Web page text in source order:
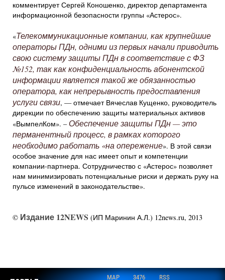
комментирует Сергей Коношенко, директор департамента
информационной безопасности группы «Астерос».
«Телекоммуникационные компании, как крупнейшие
операторы ПДн, одними из первых начали приводить
свою систему защиты ПДн в соответствие с ФЗ
№152, так как конфиденциальность абонентской
информации является такой же обязанностью
оператора, как непрерывность предоставления
услуги связи, — отмечает Вячеслав Кущенко, руководитель
дирекции по обеспечению защиты материальных активов
«ВымпелКом». – Обеспечение защиты ПДн — это
перманентный процесс, в рамках которого
необходимо работать «на опережение». В этой связи
особое значение для нас имеет опыт и компетенции
компании-партнера. Сотрудничество с «Астерос» позволяет
нам минимизировать потенциальные риски и держать руку на
пульсе изменений в законодательстве».
© Издание 12NEWS (ИП Маринин А.Л.) 12news.ru, 2013
MAP 3476 RSS